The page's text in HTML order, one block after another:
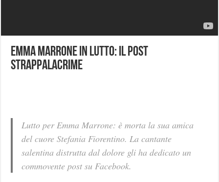
Emma Marrone in lutto: il post
strappalacrime
Lutto per Emma Marrone: è morta la sua amica
del cuore Stefania Fiorentino. La cantante
salentina distrutta dal dolore gli ha dedicato un
commovente post su Facebook.